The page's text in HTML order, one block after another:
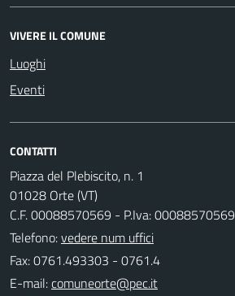
VIVERE IL COMUNE
Luoghi
Eventi
CONTATTI
Piazza del Plebiscito, n. 1
01028 Orte (VT)
C.F. 00088570569 - P.Iva: 00088570569
Telefono:vedere num uffici
Fax: 0761.493303 - 0761.4
E-mail: